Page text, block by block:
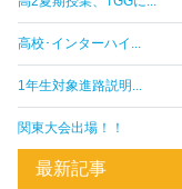
高校･インターハイ...
1年生対象進路説明...
関東大会出場！！
最新記事